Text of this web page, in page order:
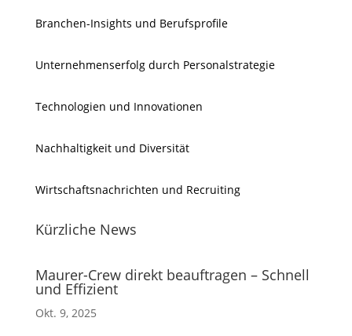
Branchen-Insights und Berufsprofile
Unternehmenserfolg durch Personalstrategie
Technologien und Innovationen
Nachhaltigkeit und Diversität
Wirtschaftsnachrichten und Recruiting
Kürzliche News
Maurer-Crew direkt beauftragen – Schnell
und Effizient
Okt. 9, 2025